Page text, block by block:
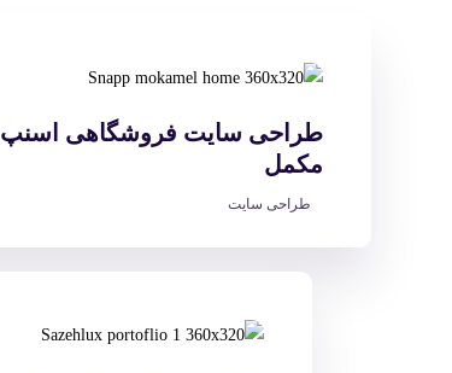
طراحی سایت فروشگاهی اسنپ
مکمل
طراحی سایت